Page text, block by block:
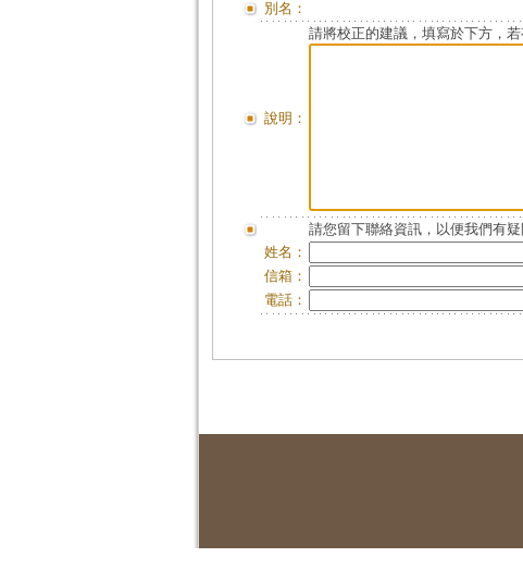
別名：
說明：
請將校正的建議，填寫於下方，
請您留下聯絡資訊，以便我們有
姓名：
信箱：
電話：